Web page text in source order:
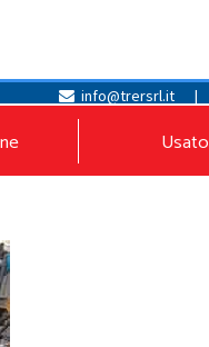
info@trersrl.it |
Usato